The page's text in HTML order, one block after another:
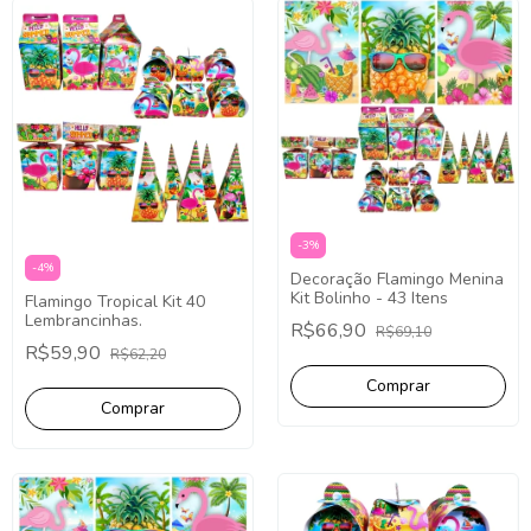
-4%
Flamingo Tropical Kit 40
Lembrancinhas.
R$59,90 R$62,20
-3%
Decoração Flamingo Menina
Kit Bolinho - 43 Itens
R$66,90 R$69,10